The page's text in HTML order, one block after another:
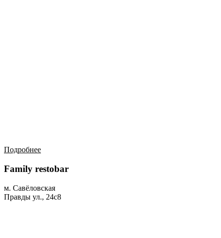
Подробнее
Family restobar
м. Савёловская
Правды ул., 24с8